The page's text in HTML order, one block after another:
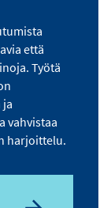
että
Työtä
vahvistaa
harjoittelu.